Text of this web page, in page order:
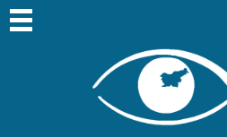
DOMOV
O
PRIDRUŽITE
ZA
KONGRESI
ZA
POVEZAVE
NOVICE
IZOBRAŽEVANJE
SKLAD